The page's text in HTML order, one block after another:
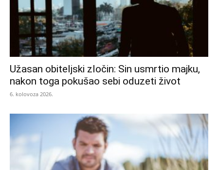
Užasan obiteljski zločin: Sin usmrtio majku,
nakon toga pokušao sebi oduzeti život
6. kolovoza 2026.